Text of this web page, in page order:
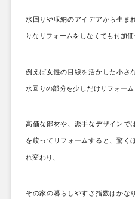
水回りや収納のアイデアから生ま
りなリフォームをしなくても付加
例えば女性の目線を活かした小さ
水回りの部分を少しだけリフォーム
高価な部材や、派手なデザインで
を絞ってリフォームすると、驚く
れ変わり、
その家の暮らしやすさ指数はかな